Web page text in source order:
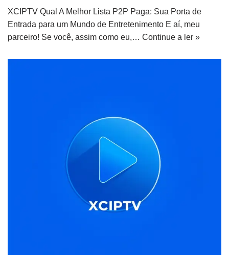
XCIPTV Qual A Melhor Lista P2P Paga: Sua Porta de
Entrada para um Mundo de Entretenimento E aí, meu
parceiro! Se você, assim como eu,… Continue a ler »